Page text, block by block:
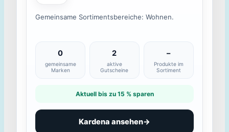
Gemeinsame Sortimentsbereiche: Wohnen.
0
gemeinsame
Marken
2
aktive
Gutscheine
–
Produkte im
Sortiment
Aktuell bis zu 15 % sparen
Kardena ansehen→